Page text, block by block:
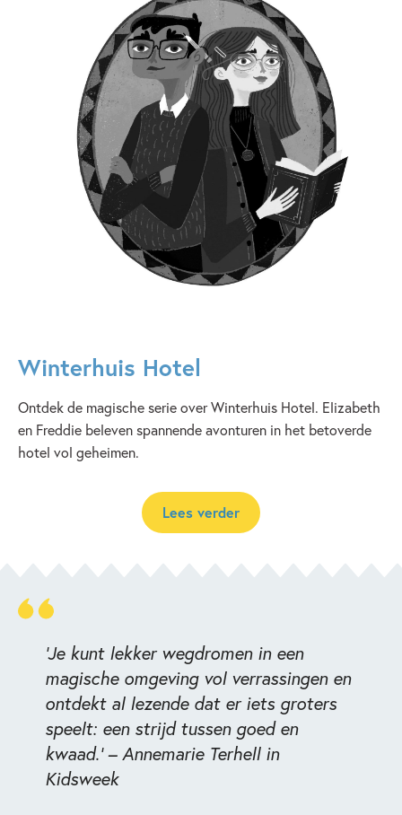
Winterhuis Hotel
Ontdek de magische serie over Winterhuis Hotel. Elizabeth
en Freddie beleven spannende avonturen in het betoverde
hotel vol geheimen.
Lees verder
‘Je kunt lekker wegdromen in een
magische omgeving vol verrassingen en
ontdekt al lezende dat er iets groters
speelt: een strijd tussen goed en
kwaad.’ – Annemarie Terhell in
Kidsweek
Winterhuis
Hotel